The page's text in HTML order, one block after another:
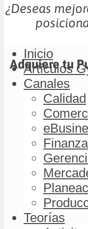
¿Deseas
Adquiere tu
Inicio
Artículos
Canales
Calidad
Teorías